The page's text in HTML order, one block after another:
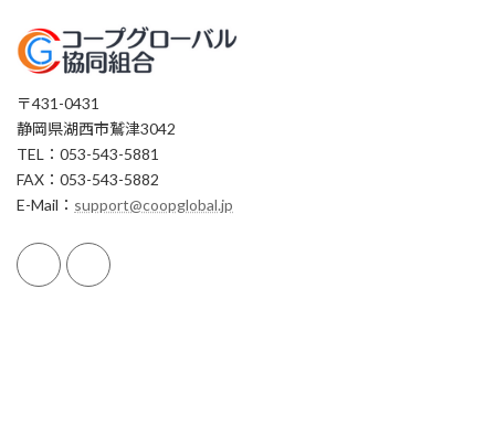
〒431-0431
静岡県湖西市鷲津3042
TEL：053-543-5881
FAX：053-543-5882
E-Mail： support@coopglobal.jp